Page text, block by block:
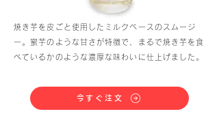
焼き芋を皮ごと使用したミルクベースのスムージ
ー。蜜芋のような甘さが特徴で、まるで焼き芋を食
べているかのような濃厚な味わいに仕上げました。
今すぐ注文